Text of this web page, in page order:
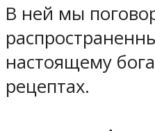
В ней мы
настоящему
рецептах.